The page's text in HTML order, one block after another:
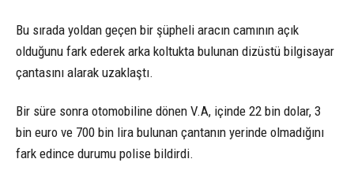
Bu sırada yoldan geçen bir şüpheli aracın camının açık
olduğunu fark ederek arka koltukta bulunan dizüstü bilgisayar
çantasını alarak uzaklaştı.
Bir süre sonra otomobiline dönen V.A, içinde 22 bin dolar, 3
bin euro ve 700 bin lira bulunan çantanın yerinde olmadığını
fark edince durumu polise bildirdi.